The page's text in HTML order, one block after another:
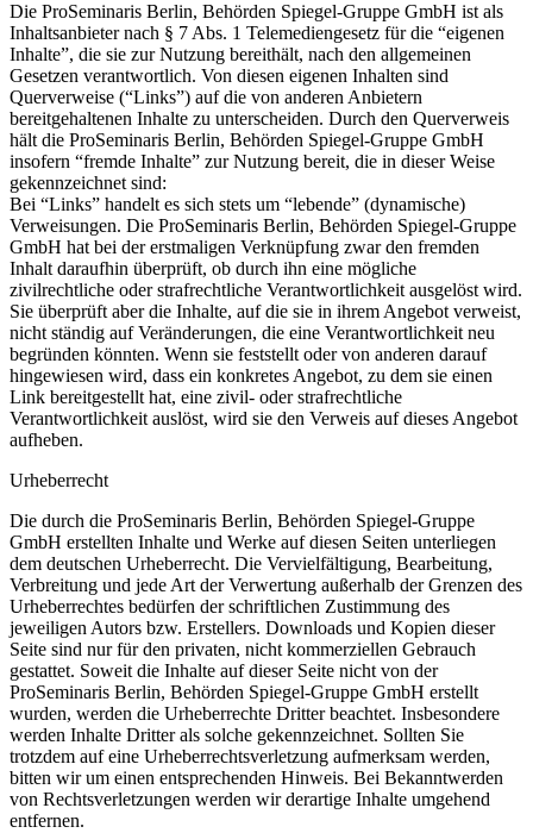
Die ProSeminaris Berlin, Behörden Spiegel-Gruppe GmbH ist als
Inhaltsanbieter nach § 7 Abs. 1 Telemediengesetz für die “eigenen
Inhalte”, die sie zur Nutzung bereithält, nach den allgemeinen
Gesetzen verantwortlich. Von diesen eigenen Inhalten sind
Querverweise (“Links”) auf die von anderen Anbietern
bereitgehaltenen Inhalte zu unterscheiden. Durch den Querverweis
hält die ProSeminaris Berlin, Behörden Spiegel-Gruppe GmbH
insofern “fremde Inhalte” zur Nutzung bereit, die in dieser Weise
gekennzeichnet sind:
Bei “Links” handelt es sich stets um “lebende” (dynamische)
Verweisungen. Die ProSeminaris Berlin, Behörden Spiegel-Gruppe
GmbH hat bei der erstmaligen Verknüpfung zwar den fremden
Inhalt daraufhin überprüft, ob durch ihn eine mögliche
zivilrechtliche oder strafrechtliche Verantwortlichkeit ausgelöst wird.
Sie überprüft aber die Inhalte, auf die sie in ihrem Angebot verweist,
nicht ständig auf Veränderungen, die eine Verantwortlichkeit neu
begründen könnten. Wenn sie feststellt oder von anderen darauf
hingewiesen wird, dass ein konkretes Angebot, zu dem sie einen
Link bereitgestellt hat, eine zivil- oder strafrechtliche
Verantwortlichkeit auslöst, wird sie den Verweis auf dieses Angebot
aufheben.
Urheberrecht
Die durch die ProSeminaris Berlin, Behörden Spiegel-Gruppe
GmbH erstellten Inhalte und Werke auf diesen Seiten unterliegen
dem deutschen Urheberrecht. Die Vervielfältigung, Bearbeitung,
Verbreitung und jede Art der Verwertung außerhalb der Grenzen des
Urheberrechtes bedürfen der schriftlichen Zustimmung des
jeweiligen Autors bzw. Erstellers. Downloads und Kopien dieser
Seite sind nur für den privaten, nicht kommerziellen Gebrauch
gestattet. Soweit die Inhalte auf dieser Seite nicht von der
ProSeminaris Berlin, Behörden Spiegel-Gruppe GmbH erstellt
wurden, werden die Urheberrechte Dritter beachtet. Insbesondere
werden Inhalte Dritter als solche gekennzeichnet. Sollten Sie
trotzdem auf eine Urheberrechtsverletzung aufmerksam werden,
bitten wir um einen entsprechenden Hinweis. Bei Bekanntwerden
von Rechtsverletzungen werden wir derartige Inhalte umgehend
entfernen.